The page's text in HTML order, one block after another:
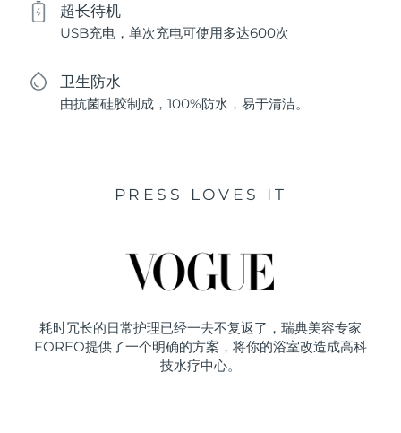
超长待机
USB充电，单次充电可使用多达600次
卫生防水
由抗菌硅胶制成，100%防水，易于清洁。
PRESS LOVES IT
耗时冗长的日常护理已经一去不复返了，瑞典美容专家
FOREO提供了一个明确的方案，将你的浴室改造成高科
技水疗中心。